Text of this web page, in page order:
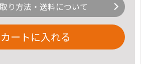
り方法・送料について
カートに入れる